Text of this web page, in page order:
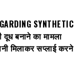
SYNTHETIC
बनाने का मामला
मिलाकर सप्लाई करने